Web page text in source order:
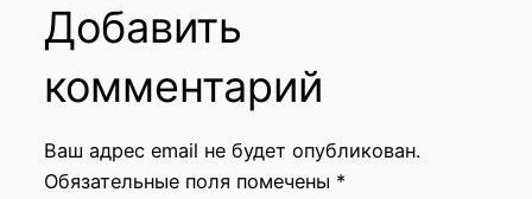
Добавить
комментарий
Ваш адрес email не будет опубликован.
Обязательные поля помечены *